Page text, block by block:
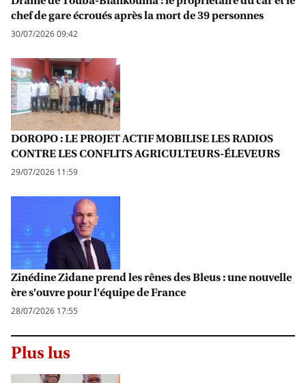
chef de gare écroués après la mort de 39 personnes
30/07/2026 09:42
DOROPO : LE PROJET ACTIF MOBILISE LES RADIOS
CONTRE LES CONFLITS AGRICULTEURS-ÉLEVEURS
29/07/2026 11:59
Zinédine Zidane prend les rênes des Bleus : une nouvelle
ère s'ouvre pour l'équipe de France
28/07/2026 17:55
Plus lus